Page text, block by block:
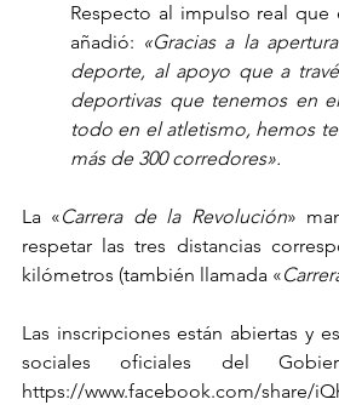
Respecto al impulso real
añadió: «Gracias a la
deporte, al apoyo que a
deportivas que tenemos en
todo en el atletismo, hemos
más de 300 corredores».
La «Carrera de la Revolución»
respetar las tres distancias
kilómetros (también llamada «
Las inscripciones están abiertas y
https://www.facebook.com/share/